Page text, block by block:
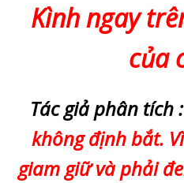
Kình ngay
của
Tác giả phân tích :
không định bắt.
giam giữ và phải